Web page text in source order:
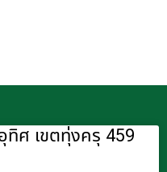
อุทิศ เขตทุ่งครุ 459